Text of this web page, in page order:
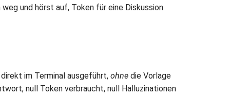
und hörst auf, Token für eine Diskussion
im Terminal ausgeführt, ohne die Vorlage
null Token verbraucht, null Halluzinationen